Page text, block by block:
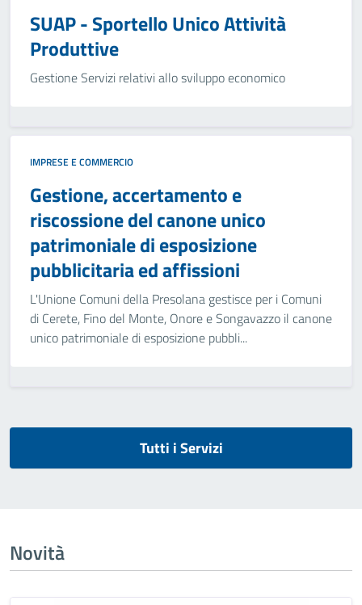
SUAP - Sportello Unico Attività
Produttive
Gestione Servizi relativi allo sviluppo economico
IMPRESE E COMMERCIO
Gestione, accertamento e
riscossione del canone unico
patrimoniale di esposizione
pubblicitaria ed affissioni
L'Unione Comuni della Presolana gestisce per i Comuni
di Cerete, Fino del Monte, Onore e Songavazzo il canone
unico patrimoniale di esposizione pubbli...
Tutti i Servizi
Novità